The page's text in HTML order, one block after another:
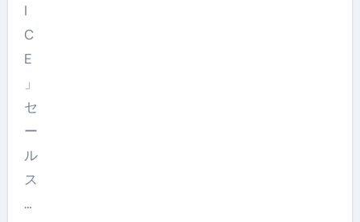
I
C
E
」
セ
ー
ル
ス
…